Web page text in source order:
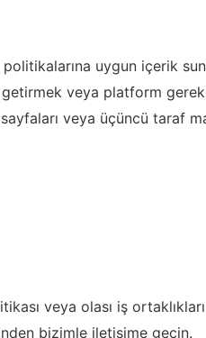
uygun içerik
veya platform
veya üçüncü taraf
veya olası iş
bizimle iletişime geçin.